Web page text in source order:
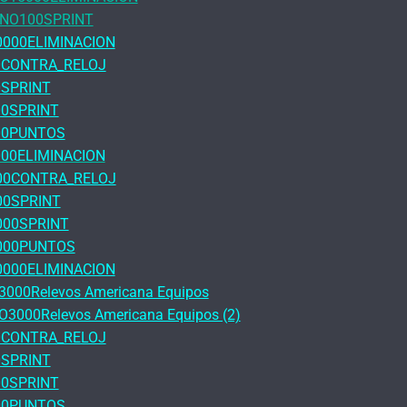
Americana Equipos
Americana Equipos (2)